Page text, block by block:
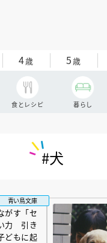
4歳 5歳
食とレシピ 暮らし
#犬
青い鳥文庫
がす「セ
力 引き
どもに起